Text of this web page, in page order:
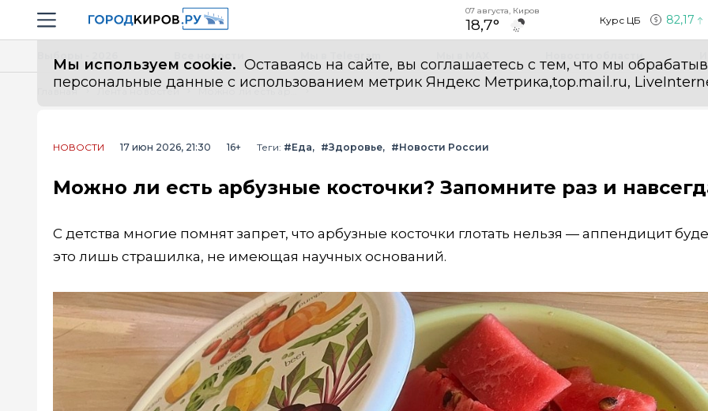
Навигация сайта
07 августа, Киров
18,7° Курс ЦБ 82,17
Мы используем cookie. Оставаясь на сайте, вы соглашаетесь с тем, что мы
персональные данные с использованием метрик Яндекс Метрика,top.mail.ru,
Все новости
Главная Лента новостей
НОВОСТИ 17 июн 2026, 21:30 16+ Теги: #Еда #Здоровье #Новости России
Можно ли есть арбузные косточки? Запомните раз и
С детства многие помнят запрет, что арбузные косточки глотать нельзя — аппендицит
это лишь страшилка, не имеющая научных оснований.